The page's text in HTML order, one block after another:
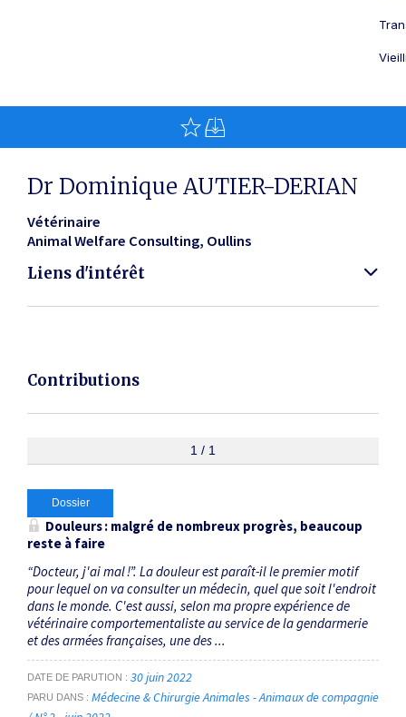
Dr Dominique AUTIER-DERIAN
Vétérinaire
Animal Welfare Consulting Oullins
Liens d'intérêt
Contributions
1 / 1
Dossier
Douleurs : malgré de nombreux progrès, beaucoup
reste à faire
“Docteur, j'ai mal !”. La douleur est paraît-il le premier motif
pour lequel on va consulter un médecin, quel que soit l'endroit
dans le monde. C'est aussi, selon ma propre expérience de
vétérinaire comportementaliste au service de la gendarmerie
et des armées françaises, une des ...
DATE DE PARUTION 30 juin 2022
PARU DANS
Médecine & Chirurgie Animales - Animaux de compagnie